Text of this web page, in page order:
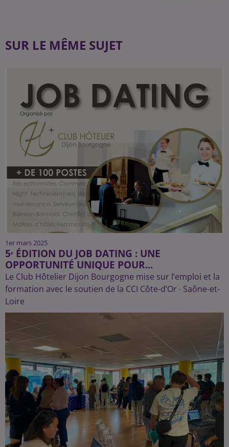
SUR LE MÊME SUJET
1er mars 2025
5ᵉ ÉDITION DU JOB DATING : UNE
OPPORTUNITÉ UNIQUE POUR...
Le Club Hôtelier Dijon Bourgogne mise sur l’emploi et la
formation avec le soutien de la CCI Côte-d’Or ∙ Saône-et-
Loire